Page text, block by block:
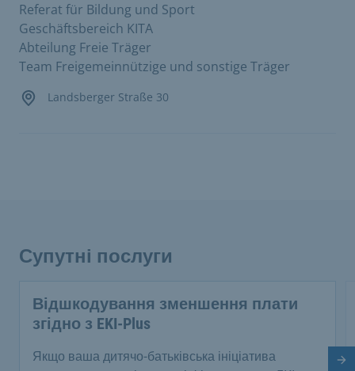
Referat für Bildung und Sport
Geschäftsbereich KITA
Abteilung Freie Träger
Team Freigemeinnützige und sonstige Träger
Landsberger Straße 30
Супутні послуги
Відшкодування зменшення плати
згідно з EKI-Plus
Якщо ваша дитячо-батьківська ініціатива